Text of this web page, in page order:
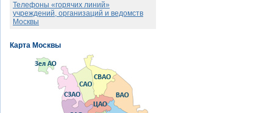
Телефоны «горячих линий»
учреждений, организаций и ведомств
Москвы